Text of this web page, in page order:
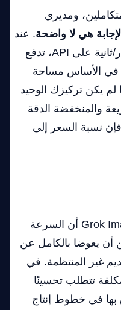
ومديري
الإجابة هي لا واضحة. عند
٣٠ دولار في الشهر أو ٠.١٤ دولار/ثانية على API، تدفع
في الأساس مساحة
يكن تركيزك الوحيد
والمنخفضة الدقة
نسبة السعر إلى
يثبت Grok Imagine Video 1.5 Preview أن السرعة
أن يعوضا بالكامل عن
غير المنتظمة. في
تتطلب تحسينًا
بها في خطوط إنتاج